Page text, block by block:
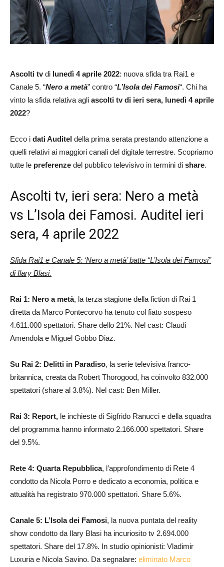
Ascolti tvdi lunedì 4 aprile 2022: nuova sfida tra Rai1 e
Canale 5. “Nero a metà” contro “L’Isola dei Famosi“. Chi ha
vinto la sfida relativa agli ascolti tv di ieri sera, lunedì 4 aprile
2022?
Ecco i dati Auditel della prima serata prestando attenzione a
quelli relativi ai maggiori canali del digitale terrestre. Scopriamo
tutte le preferenze del pubblico televisivo in termini di share.
Ascolti tv, ieri sera: Nero a metà
vs L’Isola dei Famosi. Auditel ieri
sera, 4 aprile 2022
Sfida Rai1 e Canale 5: ‘Nero a metà’ batte “L’Isola dei Famosi”
di Ilary Blasi.
Rai 1: Nero a metà, la terza stagione della fiction di Rai 1
diretta da Marco Pontecorvo ha tenuto col fiato sospeso
4.611.000 spettatori. Share dello 21%. Nel cast: Claudi
Amendola e Miguel Gobbo Diaz.
Su Rai 2: Delitti in Paradiso, la serie televisiva franco-
britannica, creata da Robert Thorogood, ha coinvolto 832.000
spettatori (share al 3.8%). Nel cast: Ben Miller.
Rai 3: Report, le inchieste di Sigfrido Ranucci e della squadra
del programma hanno informato 2.166.000 spettatori. Share
del 9.5%.
Rete 4: Quarta Repubblica, l’approfondimento di Rete 4
condotto da Nicola Porro e dedicato a economia, politica e
attualità ha registrato 970.000 spettatori. Share 5.6%.
Canale 5: L’Isola dei Famosi, la nuova puntata del reality
show condotto da Ilary Blasi ha incuriosito tv 2.694.000
spettatori. Share del 17.8%. In studio opinionisti: Vladimir
Luxuria e Nicola Savino. Da segnalare: eliminato Marco